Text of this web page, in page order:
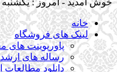
خانه
لینک های فروشگاه
پاورپوینت های
رساله های
دانلود مطالعات